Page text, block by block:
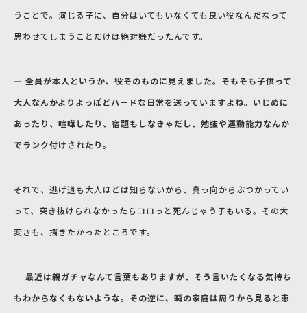
うことで。演じる子に、自分はいてもいなくても良い役なんだなって
思わせてしまうことだけは絶対嫌だったんです。
― 全員が本人というか、役そのものに見えました。そもそも子供って
大人なんかよりよっぽどハードな日常を送っていますよね。いじめに
あったり、喧嘩したり、宿題もしなきゃだし、勉強や運動能力なんか
でランク付けされたり。
それで、逃げ道も大人ほどは知らないから、真っ向からぶつかってい
って、突き抜けられなかったらコロっと死んじゃう子もいる。その大
変さも、描きたかったところです。
― 最近は親ガチャなんて言葉もありますが、そう言いたくなる気持ち
もわからなくもないような。その逆に、瞬の家庭は周りから見ると恵